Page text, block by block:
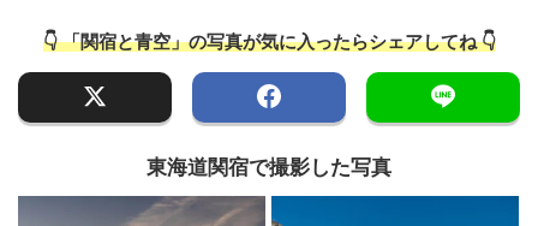
👇 「関宿と青空」の写真が気に入ったらシェアしてね 👇
東海道関宿で撮影した写真